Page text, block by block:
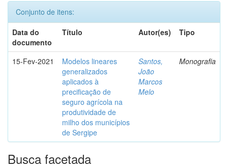
Conjunto de itens:
Data do
documento
Título Autor(es) Tipo
15-Fev-2021
Modelos lineares
generalizados
aplicados à
precificação de
seguro agrícola na
produtividade de
milho dos municípios
de Sergipe
Santos,
João
Marcos
Melo
Monografia
Busca facetada